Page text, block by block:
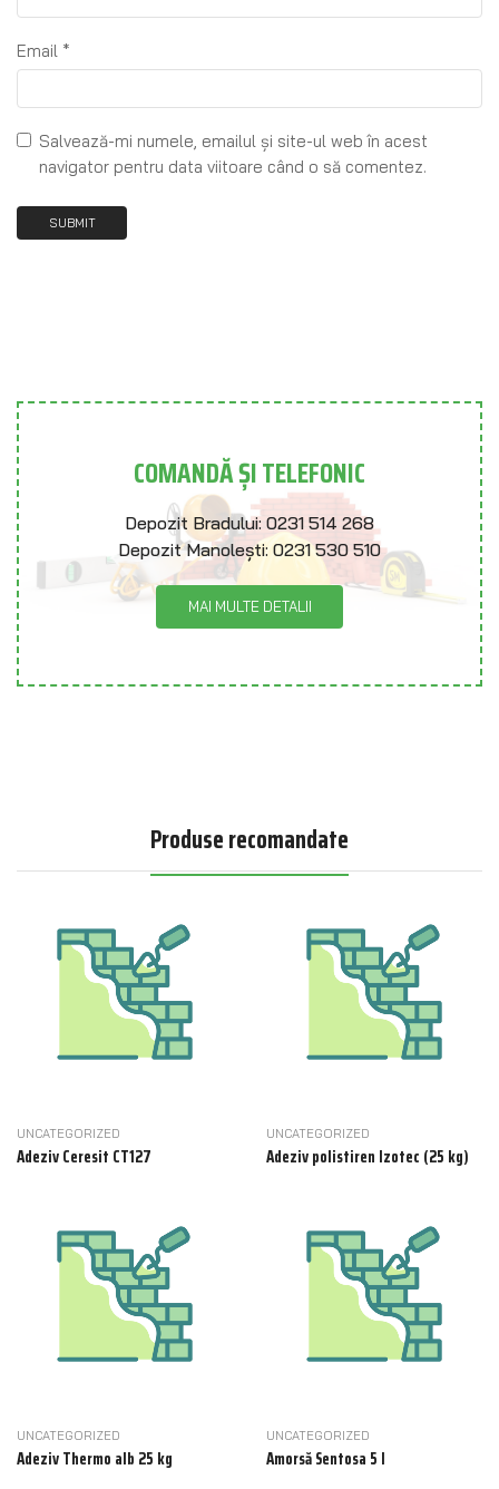
Email *
Salvează-mi numele, emailul și site-ul web în acest
navigator pentru data viitoare când o să comentez.
COMANDĂ ȘI TELEFONIC
Depozit Bradului: 0231 514 268
Depozit Manolești: 0231 530 510
MAI MULTE DETALII
Produse recomandate
UNCATEGORIZED
Adeziv Ceresit CT127
UNCATEGORIZED
Adeziv polistiren Izotec (25 kg)
UNCATEGORIZED
Adeziv Thermo alb 25 kg
UNCATEGORIZED
Amorsă Sentosa 5 l